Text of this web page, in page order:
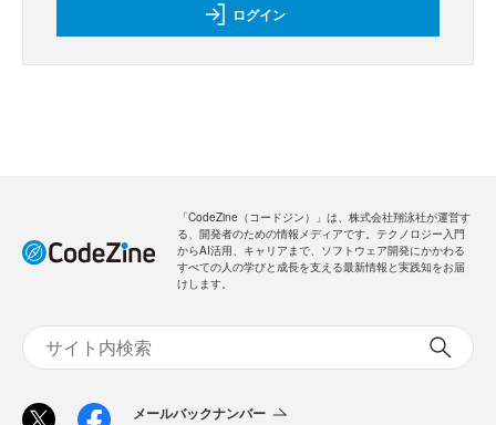
ログイン
「CodeZine（コードジン）」は、株式会社翔泳社が運営す
る、開発者のための情報メディアです。テクノロジー入門
からAI活用、キャリアまで、ソフトウェア開発にかかわる
すべての人の学びと成長を支える最新情報と実践知をお届
けします。
メールバックナンバー